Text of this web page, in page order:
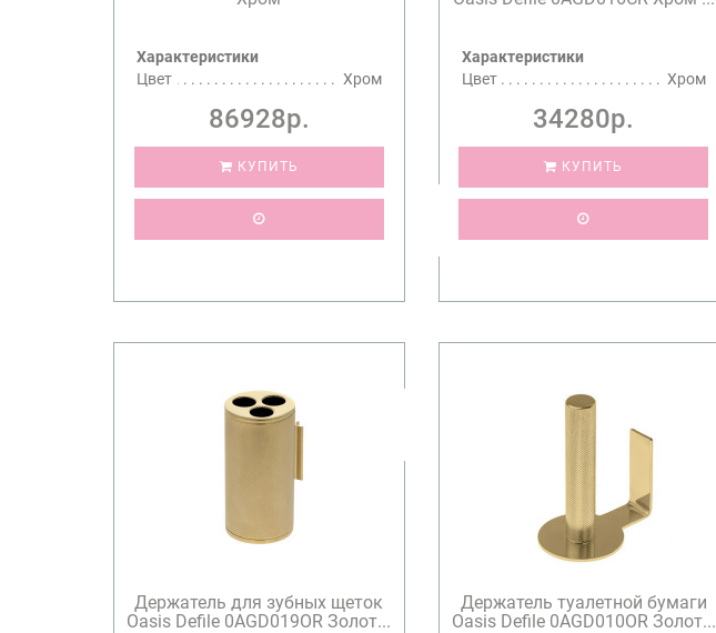
Характеристики
Цвет
Хром
86928р.
КУПИТЬ
Характеристики
Цвет
Хром
34280р.
КУПИТЬ
Держатель для зубных щеток
Oasis Defile 0AGD019OR Золот...
Держатель туалетной бумаги
Oasis Defile 0AGD010OR Золот...